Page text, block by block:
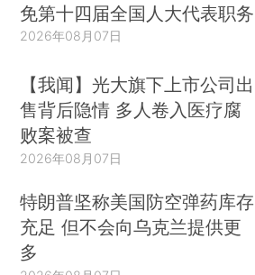
免第十四届全国人大代表职务
2026年08月07日
【我闻】光大旗下上市公司出
售背后隐情 多人卷入医疗腐
败案被查
2026年08月07日
特朗普坚称美国防空弹药库存
充足 但不会向乌克兰提供更
多